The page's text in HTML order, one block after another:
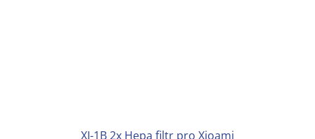
XI-1B 2x Hepa filtr pro Xioami